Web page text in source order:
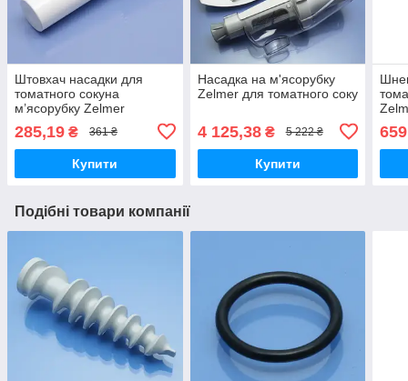
Штовхач насадки для
томатного сокуна
м’ясорубку Zelmer
285,19 ₴ 361 ₴
Купити
Насадка на м'ясорубку
Zelmer для томатного соку
4 125,38₴ 5 222 ₴
Купити
Подібні товари компанії